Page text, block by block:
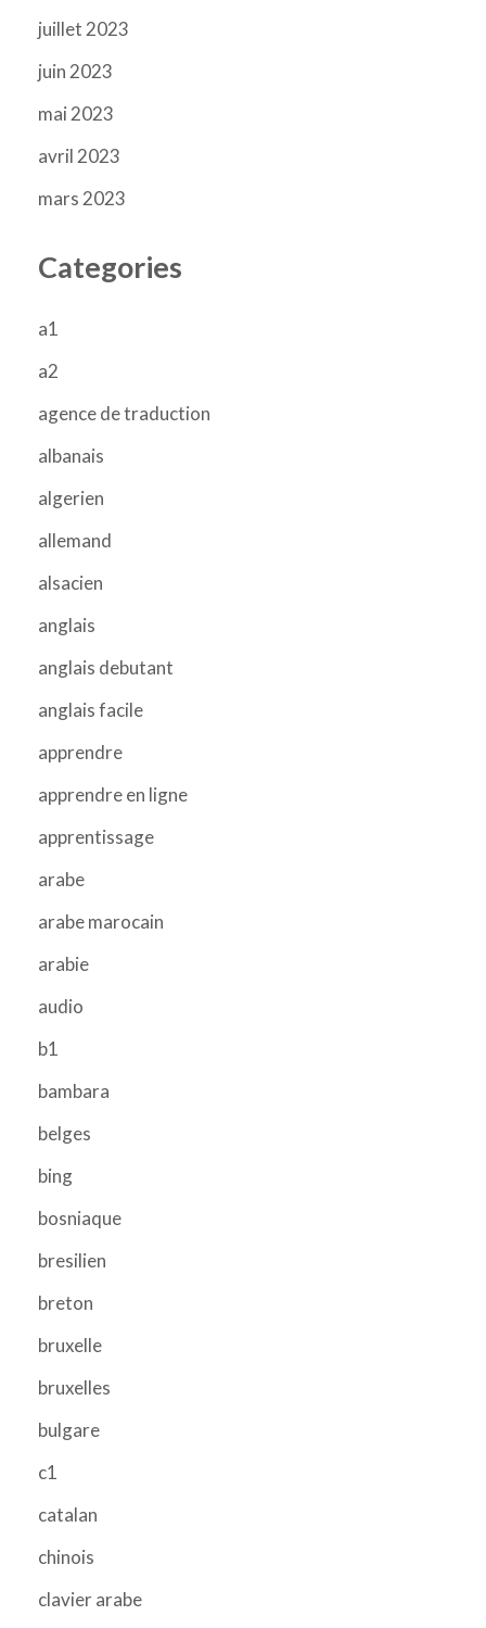
juillet 2023
juin 2023
mai 2023
avril 2023
mars 2023
Categories
a1
a2
agence de traduction
albanais
algerien
allemand
alsacien
anglais
anglais debutant
anglais facile
apprendre
apprendre en ligne
apprentissage
arabe
arabe marocain
arabie
audio
b1
bambara
belges
bing
bosniaque
bresilien
breton
bruxelle
bruxelles
bulgare
c1
catalan
chinois
clavier arabe